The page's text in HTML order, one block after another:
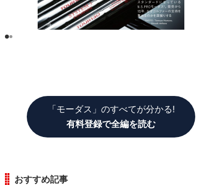
「モーダス」のすべてが分かる!
有料登録で全編を読む
おすすめ記事